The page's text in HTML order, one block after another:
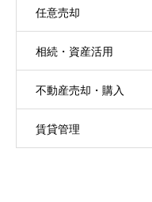
任意売却
相続・資産活用
不動産売却・購入
賃貸管理